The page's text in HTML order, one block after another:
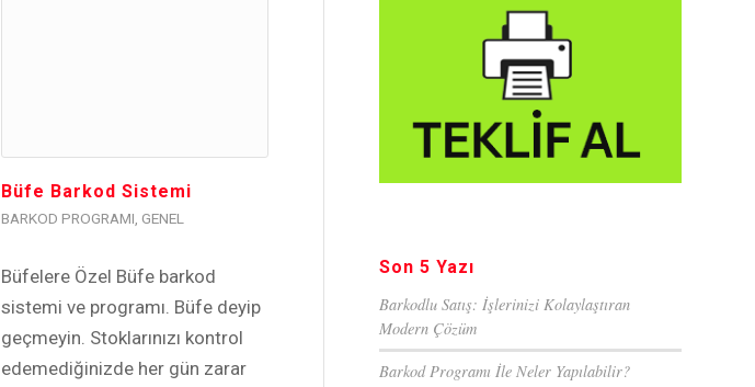
Büfe Barkod Sistemi
BARKOD PROGRAMI, GENEL
Büfelere Özel Büfe barkod
sistemi ve programı. Büfe deyip
geçmeyin. Stoklarınızı kontrol
edemediğinizde her gün zarar
Son 5 Yazı
Barkodlu Satış: İşlerinizi Kolaylaştıran
Modern Çözüm
Barkod Programı İle Neler Yapılabilir?